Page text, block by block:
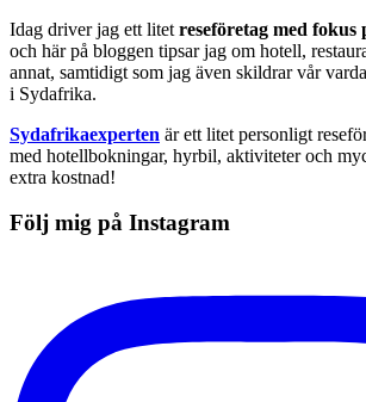
Idag driver jag ett litet reseföretag med
och här på bloggen tipsar jag om hotell,
annat, samtidigt som jag även skildrar vår
i Sydafrika.
Sydafrikaexperten är ett litet personligt
med hotellbokningar, hyrbil, aktiviteter och
extra kostnad!
Följ mig på Instagram